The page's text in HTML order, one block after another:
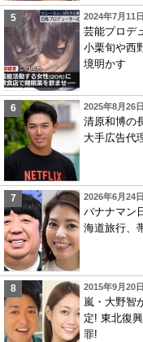
2024年7月11
芸能プロデ
小栗旬や西
境明かす
2025年8月26
清原和博の
大手広告代
2026年6月24
バナナマン
海道旅行、
2015年9月20
嵐・大野智
定! 東北復
罪!